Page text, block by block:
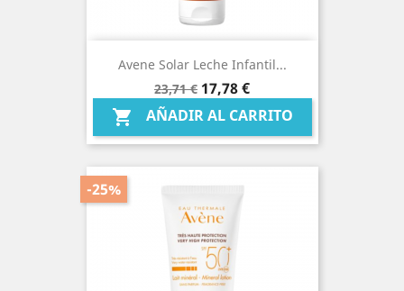
Avene Solar Leche Infantil...
Precio
base
23,71 € Precio
17,78 €
 AÑADIR AL CARRITO
-25%